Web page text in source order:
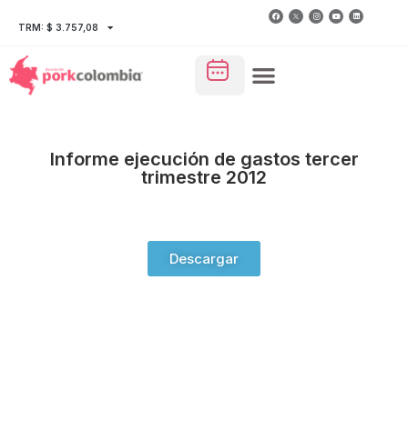
TRM: $ 3.757,08
Informe ejecución de gastos tercer
trimestre 2012
Descargar